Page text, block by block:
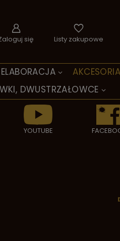
ELABORACJA
AKCESORIA
DWUSTRZAŁOWCE
YOUTUBE
się Listy zakupowe